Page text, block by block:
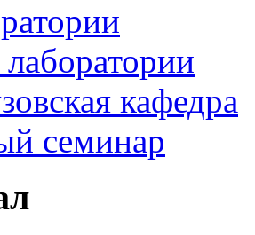
кафедра
семинар